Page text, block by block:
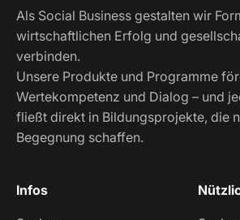
Als Social Business gestalten wir
wirtschaftlichen Erfolg und
verbinden.
Unsere Produkte und Programme
Wertekompetenz und Dialog – und
fließt direkt in Bildungsprojekte, die
Begegnung schaffen.
Infos